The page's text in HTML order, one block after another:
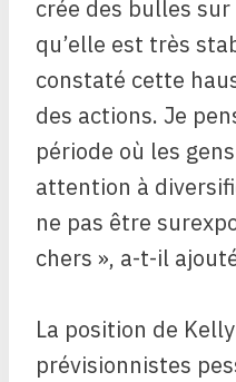
crée des bulles
qu’elle est très
constaté cette
des actions. Je
période où les
attention à
ne pas être
chers », a-t-il
La position de
prévisionnistes